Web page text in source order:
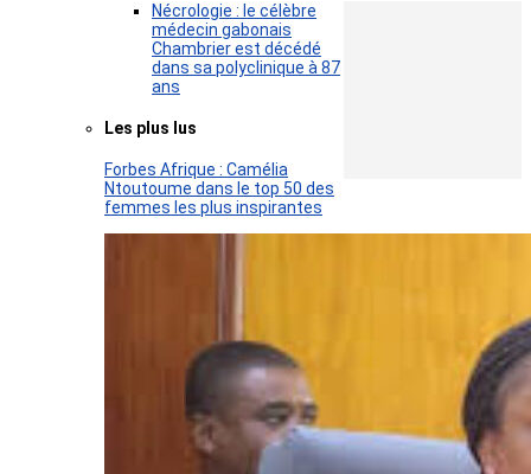
Nécrologie : le célèbre
médecin gabonais
Chambrier est décédé
dans sa polyclinique à 87
ans
Les plus lus
Forbes Afrique : Camélia
Ntoutoume dans le top 50 des
femmes les plus inspirantes